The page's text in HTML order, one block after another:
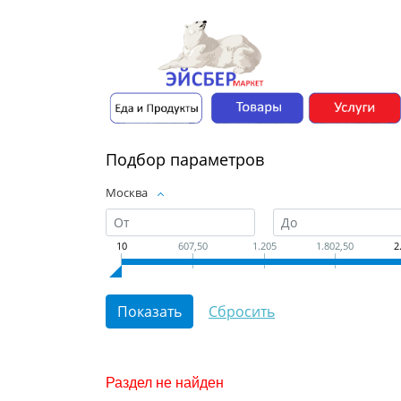
Подбор параметров
Москва
10 607,50 1.205 1.802,50
Раздел не найден